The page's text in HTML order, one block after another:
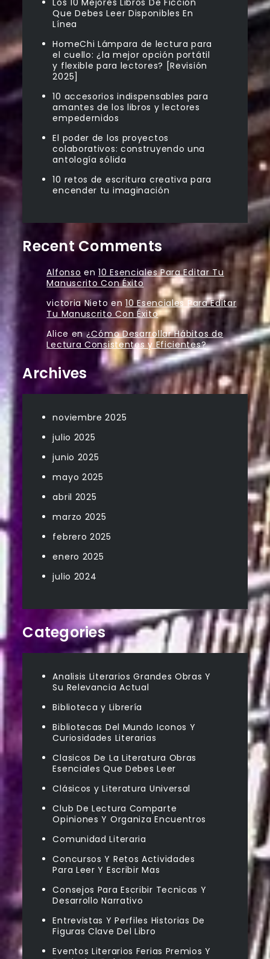
Que Debes Leer Disponibles En
Línea
HomeChi Lámpara de lectura para
el cuello: ¿la mejor opción portátil
y flexible para lectores? [Revisión
2025]
10 accesorios indispensables para
amantes de los libros y lectores
empedernidos
El poder de los proyectos
colaborativos: construyendo una
antología sólida
10 retos de escritura creativa para
encender tu imaginación
Recent Comments
Alfonso en10 Esenciales Para Editar Tu
Manuscrito Con Éxito
victoria Nieto en10 Esenciales Para Editar
Tu Manuscrito Con Éxito
Alice en¿Cómo Desarrollar Hábitos de
Lectura Consistentes y Eficientes?
Archives
noviembre 2025
julio 2025
junio 2025
mayo 2025
abril 2025
marzo 2025
febrero 2025
enero 2025
julio 2024
Categories
Analisis Literarios Grandes Obras Y
Su Relevancia Actual
Biblioteca y Librería
Bibliotecas Del Mundo Iconos Y
Curiosidades Literarias
Clasicos De La Literatura Obras
Esenciales Que Debes Leer
Clásicos y Literatura Universal
Club De Lectura Comparte
Opiniones Y Organiza Encuentros
Comunidad Literaria
Concursos Y Retos Actividades
Para Leer Y Escribir Mas
Consejos Para Escribir Tecnicas Y
Desarrollo Narrativo
Entrevistas Y Perfiles Historias De
Figuras Clave Del Libro
Eventos Literarios Ferias Premios Y